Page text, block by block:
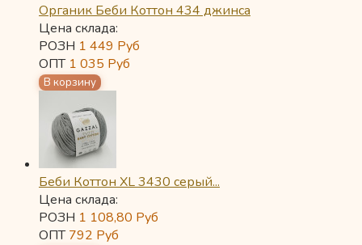
Органик Беби Коттон 434 джинса
Цена склада:
РОЗН 1 449 Руб
ОПТ 1 035 Руб
Беби Коттон XL 3430 серый...
Цена склада:
РОЗН 1 108,80 Руб
ОПТ792 Руб